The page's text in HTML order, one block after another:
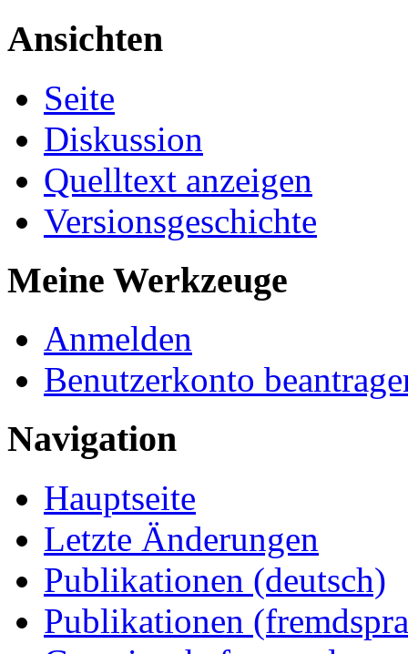
Ansichten
Seite
Diskussion
Quelltext anzeigen
Versionsgeschichte
Meine Werkzeuge
Anmelden
Benutzerkonto
Navigation
Hauptseite
Letzte Änderungen
Publikationen (deutsch)
Publikationen